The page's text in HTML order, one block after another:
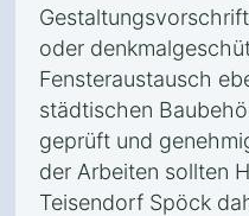
oder
Fensteraustausch
städtischen
geprüft und
der Arbeiten sollten
Teisendorf Spöck